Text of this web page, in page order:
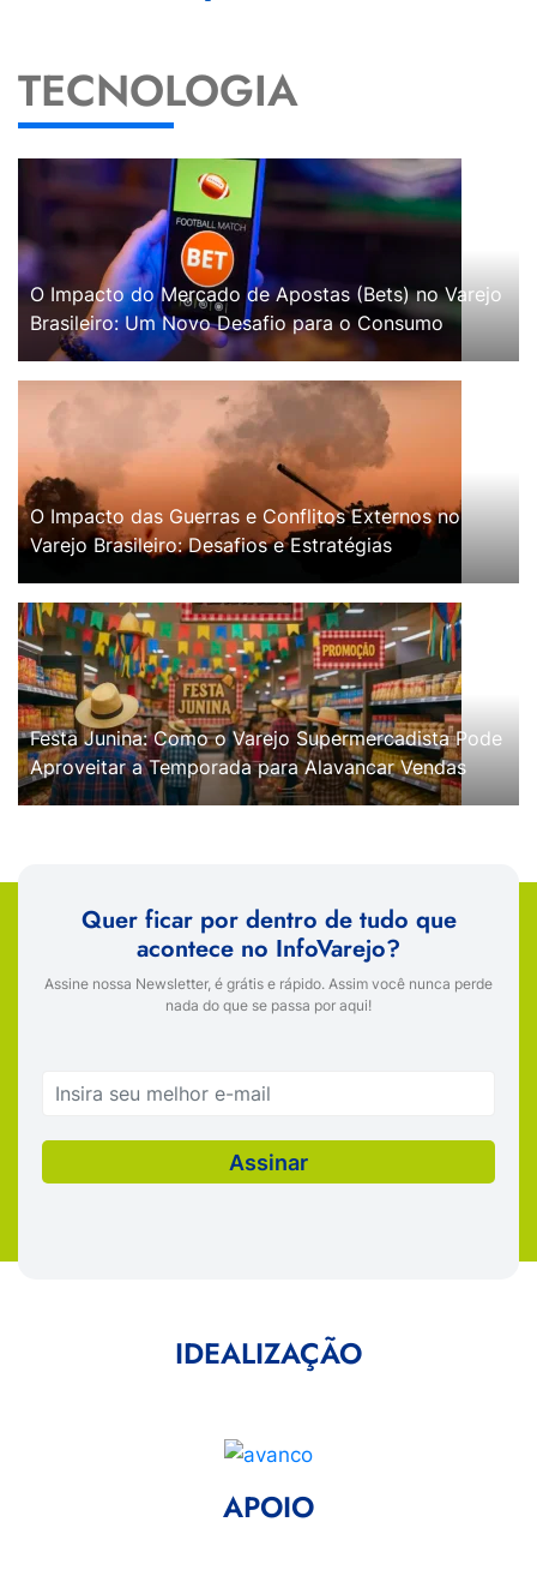
TECNOLOGIA
O Impacto do Mercado de Apostas (Bets) no Varejo
Brasileiro: Um Novo Desafio para o Consumo
O Impacto das Guerras e Conflitos Externos no
Varejo Brasileiro: Desafios e Estratégias
Festa Junina: Como o Varejo Supermercadista Pode
Aproveitar a Temporada para Alavancar Vendas
Quer ficar por dentro de tudo que
acontece no InfoVarejo?
Assine nossa Newsletter, é grátis e rápido. Assim você nunca perde
nada do que se passa por aqui!
IDEALIZAÇÃO
APOIO